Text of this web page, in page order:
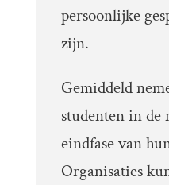
persoonlijke
zijn.
Gemiddeld
studenten in de
eindfase van
Organisaties